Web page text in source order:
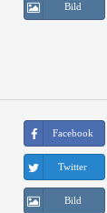
Bild
Facebook
Twitter
Bild